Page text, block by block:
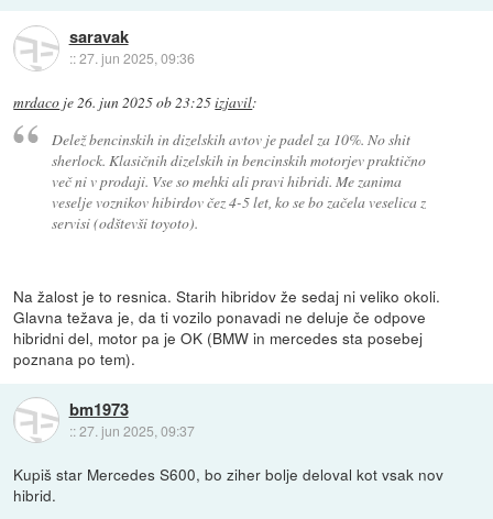
saravak
::27. jun 2025, 09:36
mrdaco je26. jun 2025 ob 23:25izjavil:
Delež bencinskih in dizelskih avtov je padel za 10%. No shit
sherlock. Klasičnih dizelskih in bencinskih motorjev praktično
več ni v prodaji. Vse so mehki ali pravi hibridi. Me zanima
veselje voznikov hibirdov čez 4-5 let, ko se bo začela veselica z
servisi (odštevši toyoto).
Na žalost je to resnica. Starih hibridov že sedaj ni veliko okoli.
Glavna težava je, da ti vozilo ponavadi ne deluje če odpove
hibridni del, motor pa je OK (BMW in mercedes sta posebej
poznana po tem).
bm1973
::27. jun 2025, 09:37
Kupiš star Mercedes S600, bo ziher bolje deloval kot vsak nov
hibrid.